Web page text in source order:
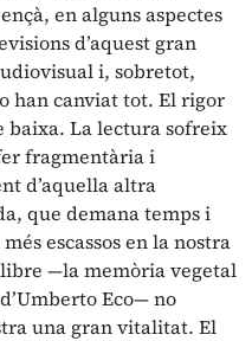
en alguns aspectes
d’aquest gran
i, sobretot,
han canviat tot. El rigor
baixa. La lectura sofreix
fragmentària i
d’aquella altra
que demana temps i
escassos en la nostra
—la memòria vegetal
Eco— no
una gran vitalitat. El